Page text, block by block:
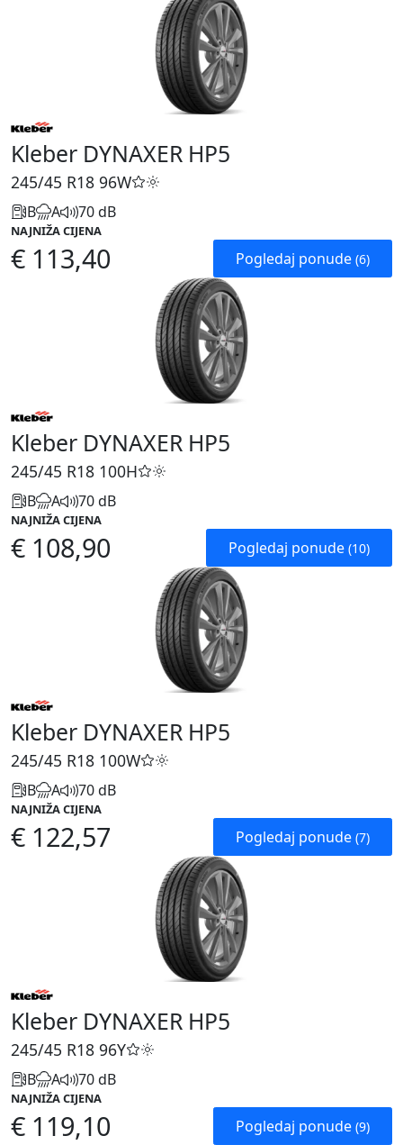
Kleber DYNAXER HP5
245/45 R18 96W
B A 70 dB
NAJNIŽA CIJENA
€ 113,40 Pogledaj ponude (6)
Kleber DYNAXER HP5
245/45 R18 100H
B A 70 dB
NAJNIŽA CIJENA
€ 108,90 Pogledaj ponude (10)
Kleber DYNAXER HP5
245/45 R18 100W
B A 70 dB
NAJNIŽA CIJENA
€ 122,57 Pogledaj ponude (7)
Kleber DYNAXER HP5
245/45 R18 96Y
B A 70 dB
NAJNIŽA CIJENA
€ 119,10 Pogledaj ponude (9)